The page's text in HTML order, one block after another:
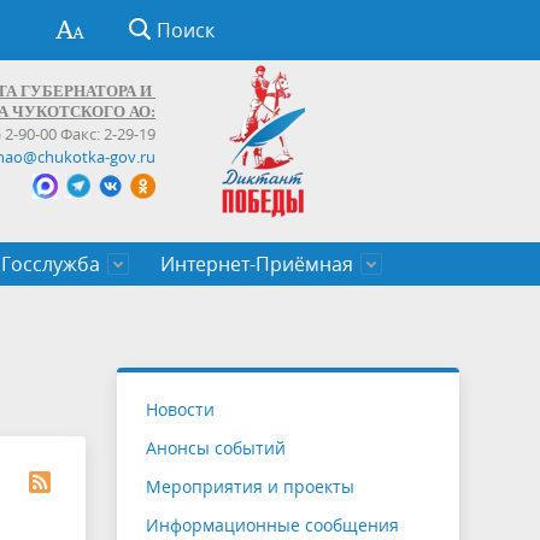
Поиск
ГУБЕРНАТОРА И
ЧУКОТСКОГО АО:
2-90-00 Факс: 2-29-19
gov.ru
Госслужба
служащих Чукотского автономного
Интернет-Приёмная
Новости
Анонсы событий
Мероприятия и проекты
Информационные сообщения